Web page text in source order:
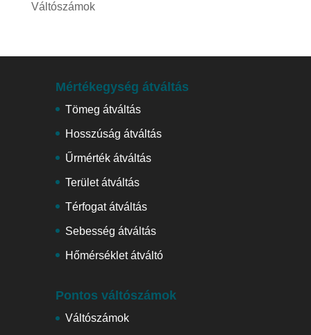
Váltószámok
Mértékegység átváltás
Tömeg átváltás
Hosszúság átváltás
Űrmérték átváltás
Terület átváltás
Térfogat átváltás
Sebesség átváltás
Hőmérséklet átváltó
Pontos váltószámok
Váltószámok